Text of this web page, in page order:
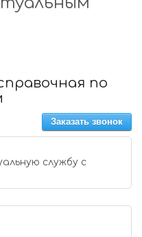
по
Заказать звонок
службу с